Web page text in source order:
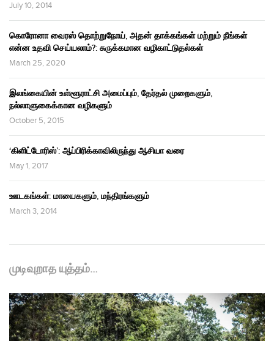
July 10, 2014
கொரோனா வைரஸ் தொற்றுநோய், அதன் தாக்கங்கள் மற்றும் நீங்கள்
என்ன உதவி செய்யலாம்?: சுருக்கமான வழிகாட்டுதல்கள்
March 25, 2020
இலங்கையின் உள்ளூராட்சி அமைப்பும், தேர்தல் முறைகளும்,
நல்லாளுகைக்கான வழிகளும்
October 5, 2015
‘கிளிட்டோரிஸ்’: ஆப்பிரிக்காவிலிருந்து ஆசியா வரை
May 1, 2017
ஊடகங்கள்: மாயைகளும், மந்திரங்களும்
March 3, 2014
முடிவுறாத யுத்தம்…